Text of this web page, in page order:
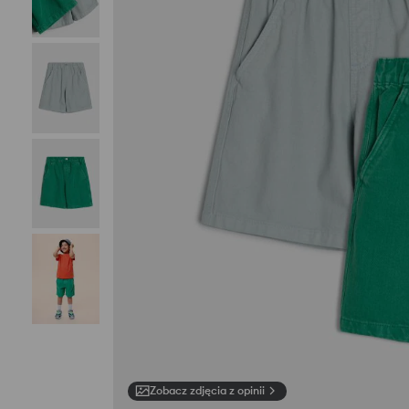
Zobacz zdjęcia z opinii